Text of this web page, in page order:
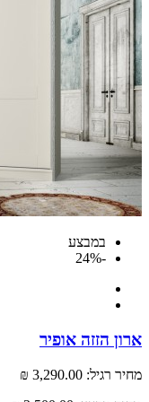
במבצע
הזזה אופיר
רגיל: 3,290.00 ₪